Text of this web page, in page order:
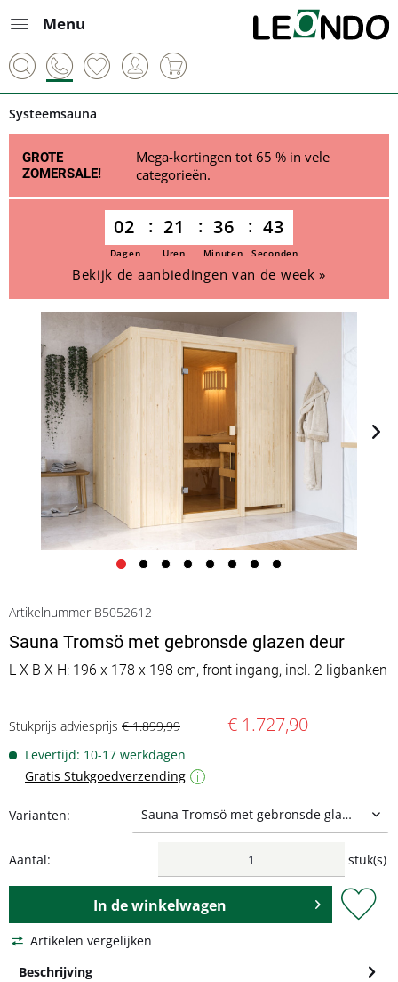
Menu
Systeemsauna
GROTE
ZOMERSALE!
Mega-kortingen tot 65 % in vele
categorieën.
02 21 36 42
Dagen Uren Minuten Seconden
Bekijk de aanbiedingen van de week »
Artikelnummer B5052612
Sauna Tromsö met gebronsde glazen deur
L X B X H: 196 x 178 x 198 cm, front ingang, incl. 2 ligbanken
Stukprijs adviesprijs € 1.899,99 € 1.727,90
Levertijd: 10-17 werkdagen
Gratis Stukgoedverzending
i
Varianten:
Aantal: stuk(s)
In dewinkelwagen
Artikelen vergelijken
Beschrijving